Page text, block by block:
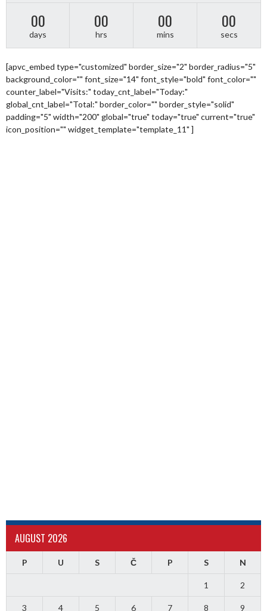
00
days
00
hrs
00
mins
00
secs
[apvc_embed type="customized" border_size="2" border_radius="5"
background_color="" font_size="14" font_style="bold" font_color=""
counter_label="Visits:" today_cnt_label="Today:"
global_cnt_label="Total:" border_color="" border_style="solid"
padding="5" width="200" global="true" today="true" current="true"
icon_position="" widget_template="template_11" ]
AUGUST 2026
P U S Č P S N
1 2
3 4 5 6 7 8 9